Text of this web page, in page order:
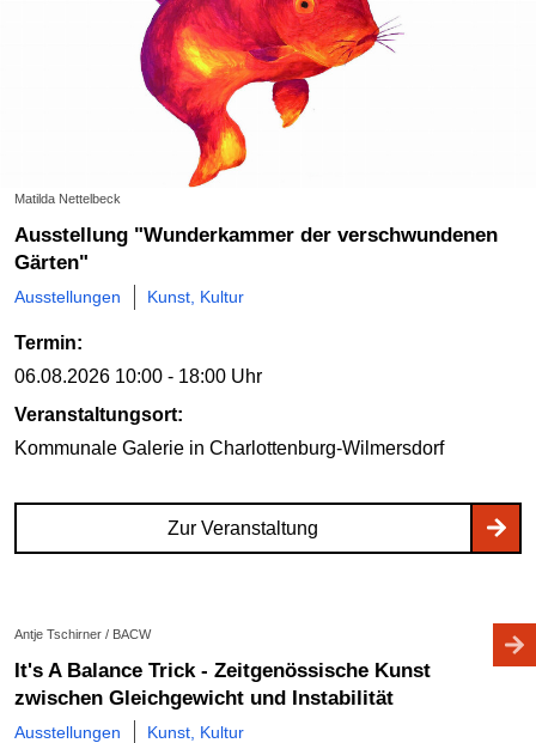
Matilda Nettelbeck
Ausstellung "Wunderkammer der verschwundenen
Gärten"
Ausstellungen Kunst, Kultur
Termin:
06.08.2026 10:00 - 18:00 Uhr
Veranstaltungsort:
Kommunale Galerie in Charlottenburg-Wilmersdorf
Zur Veranstaltung
Antje Tschirner / BACW
It's A Balance Trick - Zeitgenössische Kunst
zwischen Gleichgewicht und Instabilität
Ausstellungen Kunst, Kultur